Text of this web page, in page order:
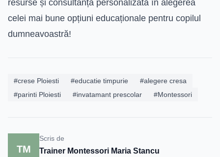
resurse și consultanță personalizată în alegerea
celei mai bune opțiuni educaționale pentru copilul
dumneavoastră!
#crese Ploiesti #educatie timpurie
#alegere cresa
#parinti Ploiesti
#invatamant prescolar #Montessori
TM
Scris de
Trainer Montessori Maria Stancu